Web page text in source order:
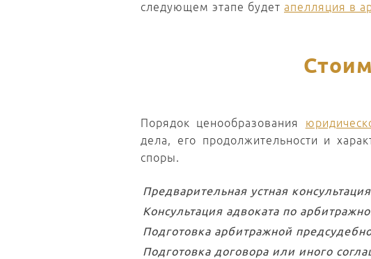
следующем этапе будет апелляция в
Порядок ценообразования
дела, его продолжительности и
споры.
Предварительная устная
Консультация адвоката по
Подготовка арбитражной
Подготовка договора или иного